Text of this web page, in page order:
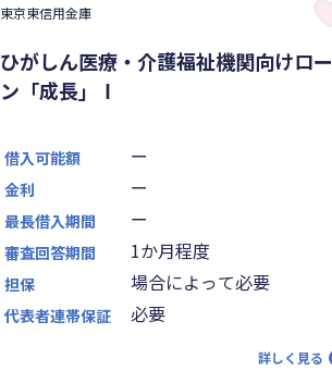
東京東信用金庫
ひがしん医療・介護福祉機関向けロー
ン「成長」Ⅰ
借入可能額 ー
金利 ー
最長借入期間 ー
審査回答期間 1か月程度
担保 場合によって必要
代表者連帯保証 必要
詳しく見る